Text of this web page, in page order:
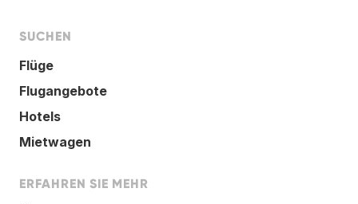
SUCHEN
Flüge
Flugangebote
Hotels
Mietwagen
ERFAHREN SIE MEHR